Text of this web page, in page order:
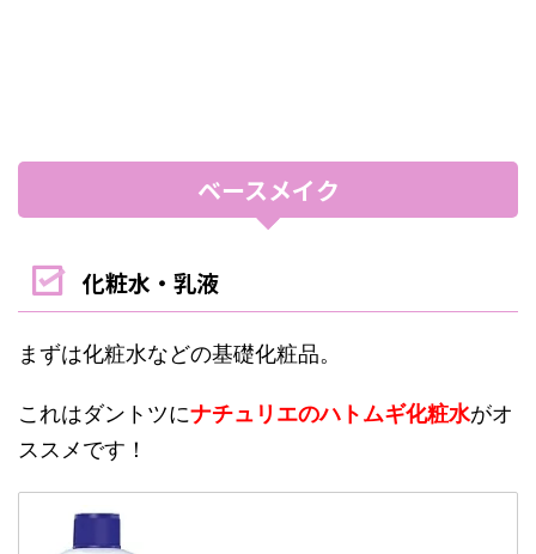
ベースメイク
化粧水・乳液
まずは化粧水などの基礎化粧品。
これはダントツにナチュリエのハトムギ化粧水がオ
ススメです！